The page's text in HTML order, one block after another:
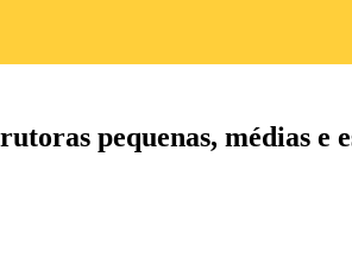
pequenas, médias e